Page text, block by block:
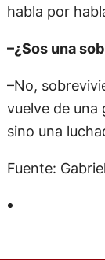
habla por
–¿Sos una
–No,
vuelve de una
sino una
Fuente: